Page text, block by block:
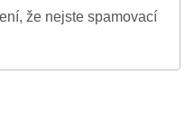
že nejste spamovací